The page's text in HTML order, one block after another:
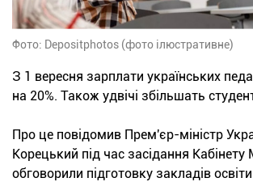
Фото: Depositphotos (фото ілюстративне)
З 1 вересня зарплати українських
на 20%. Також удвічі збільшать
Про це повідомив Прем'єр-міністр
Корецький під час засідання Кабінету
обговорили підготовку закладів